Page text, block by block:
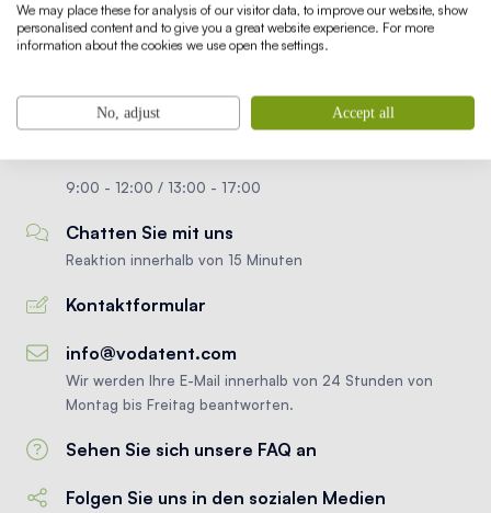
+49 (0) 3222 1854 705
Montag bis Freitag
9:00 - 12:00 / 13:00 - 17:00
Chatten Sie mit uns
Reaktion innerhalb von 15 Minuten
Kontaktformular
info@vodatent.com
Wir werden Ihre E-Mail innerhalb von 24 Stunden von
Montag bis Freitag beantworten.
Sehen Sie sich unsere FAQ an
Folgen Sie uns in den sozialen Medien
We may place these for analysis of our visitor data, to improve our website, show
personalised content and to give you a great website experience. For more
information about the cookies we use open the settings.
No, adjust Accept all